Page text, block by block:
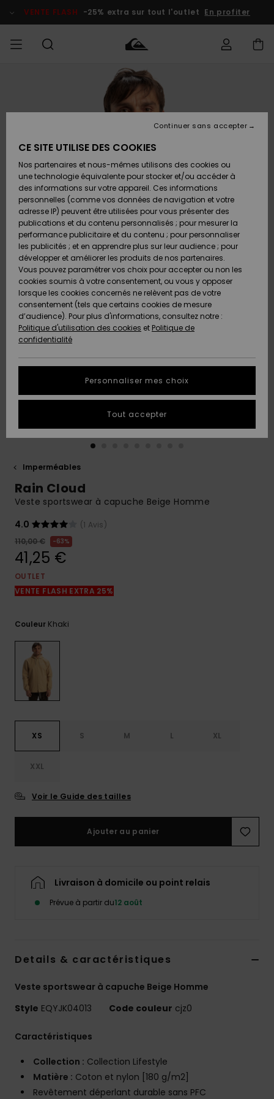
l'information
le
VENTE FLASH -25% extra sur tout l'outlet En profiter
Vêtements
Accessoires
Chaussures
& Tongs
Surf
Snow
Nouveautés
A
Découvrir
Vêtements
Accessoires
Chaussures
& Tongs
Surf
Snow
Nouveautés
A
Découvrir
FEMME
Shop
Nouveautés
A
Découvrir
Snow
SURF
Surf Shop
Homme
Enfant
Highlights
Communauté
SNOW
Snow
Shop
Homme
Snow
Shop
Enfant
Snow
Shop
Femme
A
Découvrir
Communauté
VENTE
FLASH
Outlet
Homme
Enfant
Outlet
Femme
Préférences
Langue Et
Région
français
Nederlands
AIDE &
CONTACT
Accéder à
ma
commande
Retours
Paiement
Carte
Cadeau
Quiksilver
Freedom
Protection
des données
Démarrez
pour obtenir
Démarrer
conversation
les plus
fréquentes et
COLLECTION
CARTE
CADEAU
LISTE DE
SOUHAITS
Imperméables
Rain Cloud
Veste sportswear à capuche Beige Homme
4.0
(1 Avis)
110,00 €
63%
41,25 €
OUTLET
VENTE FLASH EXTRA 25%
Couleur Khaki
XS S M L XL
XXL
Voir le Guide des tailles
Ajouter au panier
Livraison à domicile ou point relais
Prévue à partir du12 août
Details & caractéristiques
Veste sportswear à capuche Beige Homme
Style EQYJK04013 Code couleur cjz0
Caractéristiques
Collection : Collection Lifestyle
Matière : Coton et nylon [180 g/m2]
Revêtement déperlant durable sans PFC
CE SITE UTILISE DES COOKIES
Nos partenaires et nous-mêmes utilisons des cookies ou
une technologie équivalente pour stocker et/ou accéder à
des informations sur votre appareil. Ces informations
personnelles (comme vos données de navigation et votre
adresse IP) peuvent être utilisées pour vous présenter des
publications et du contenu personnalisés ; pour mesurer la
performance publicitaire et du contenu ; pour personnaliser
les publicités ; et en apprendre plus sur leur audience ; pour
développer et améliorer les produits de nos partenaires.
Vous pouvez paramétrer vos choix pour accepter ou non les
cookies soumis à votre consentement, ou vous y opposer
lorsque les cookies concernés ne relèvent pas de votre
consentement (tels que certains cookies de mesure
d’audience). Pour plus d'informations, consultez notre :
Politique d'utilisation des cookies et Politique de
confidentialité
Personnaliser mes choix
Continuer sans accepter
Tout accepter